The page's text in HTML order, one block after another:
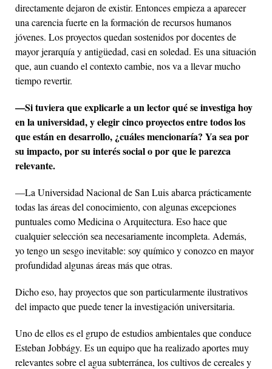
directamente dejaron de existir. Entonces empieza a aparecer
una carencia fuerte en la formación de recursos humanos
jóvenes. Los proyectos quedan sostenidos por docentes de
mayor jerarquía y antigüedad, casi en soledad. Es una situación
que, aun cuando el contexto cambie, nos va a llevar mucho
tiempo revertir.
—Si tuviera que explicarle a un lector qué se investiga hoy
en la universidad, y elegir cinco proyectos entre todos los
que están en desarrollo, ¿cuáles mencionaría? Ya sea por
su impacto, por su interés social o por que le parezca
relevante.
—La Universidad Nacional de San Luis abarca prácticamente
todas las áreas del conocimiento, con algunas excepciones
puntuales como Medicina o Arquitectura. Eso hace que
cualquier selección sea necesariamente incompleta. Además,
yo tengo un sesgo inevitable: soy químico y conozco en mayor
profundidad algunas áreas más que otras.
Dicho eso, hay proyectos que son particularmente ilustrativos
del impacto que puede tener la investigación universitaria.
Uno de ellos es el grupo de estudios ambientales que conduce
Esteban Jobbágy. Es un equipo que ha realizado aportes muy
relevantes sobre el agua subterránea, los cultivos de cereales y